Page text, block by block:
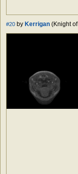
#20 by Kerrigan (Knight